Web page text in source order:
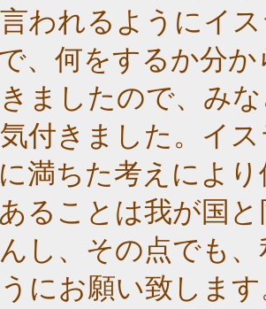
われるようにイ
、何をするか分
ましたので、み
付きました。イ
満ちた考えによ
ることは我が国
し、その点でも
にお願い致しま